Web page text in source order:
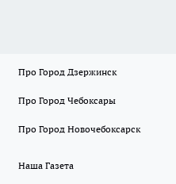
Про Город Дзержинск
Про Город Чебоксары
Про Город Новочебоксарск
Наша Газета